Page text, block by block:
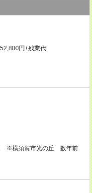
円+残業代
※横須賀市光の丘 数年前